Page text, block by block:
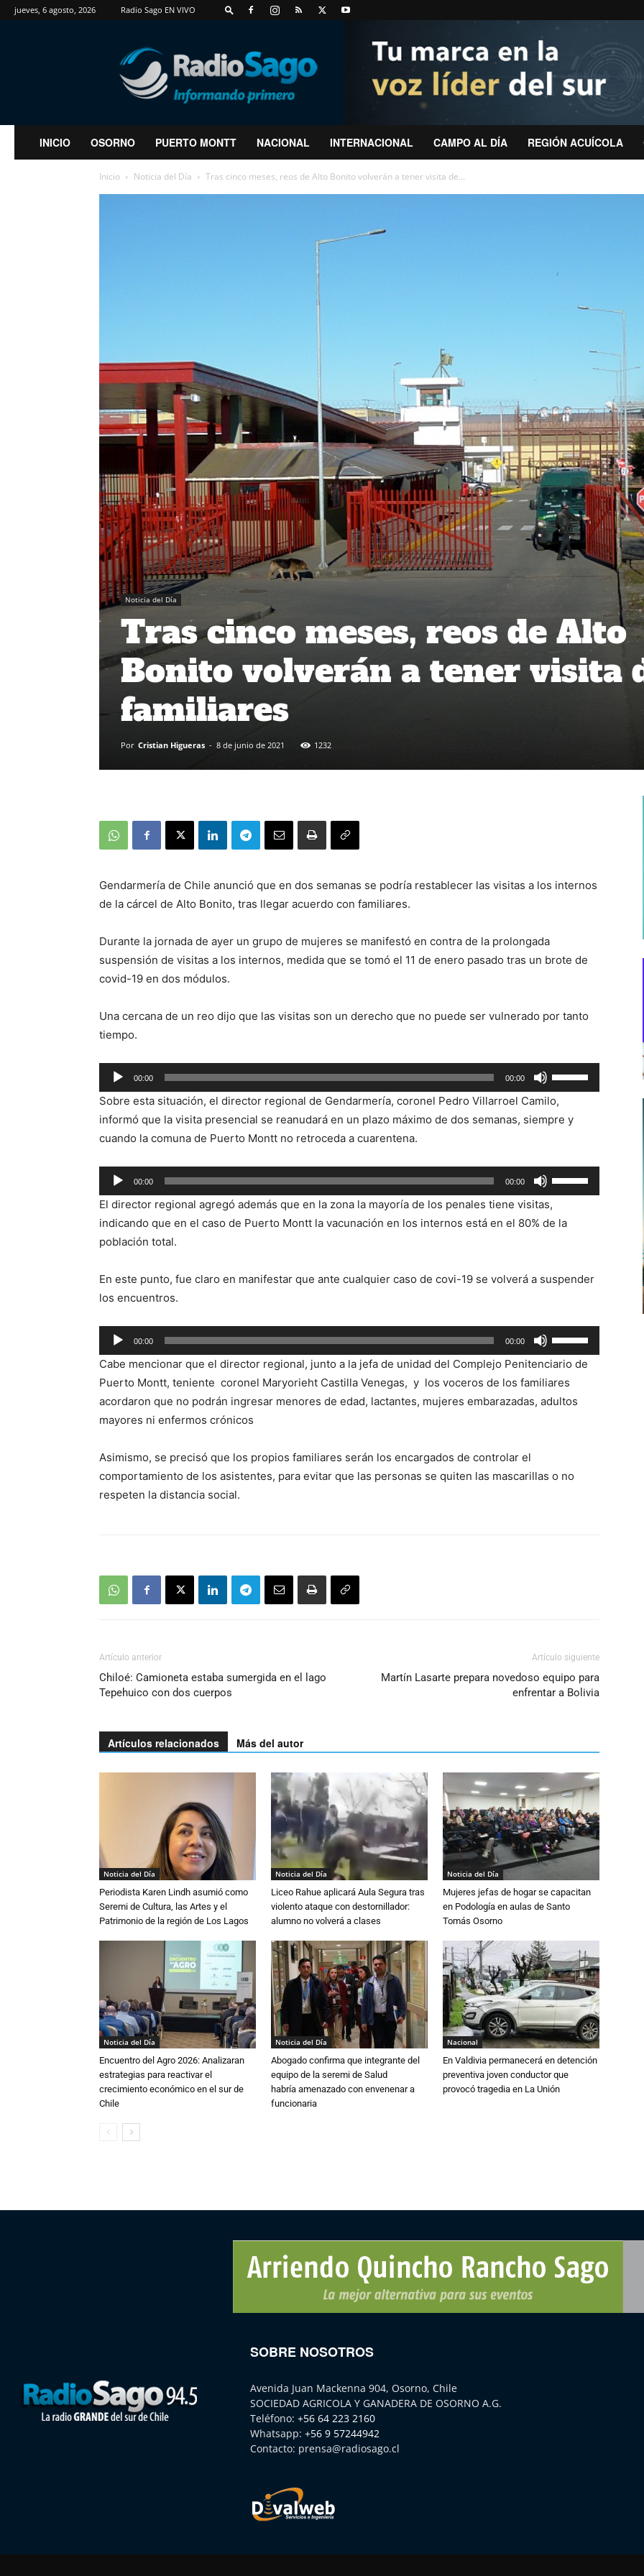
jueves, 6 agosto, 2026 Radio Sago EN VIVO
RadioSago
INICIO OSORNO PUERTO MONTT NACIONAL INTERNACIONAL CAMPO AL DÍA REGIÓN ACUÍCOLA
Inicio Noticia del Día Tras cinco meses, reos de Alto Bonito volverán a tener visita de...
Noticia del Día
Tras cinco meses, reos de Alto
Bonito volverán a tener visita
familiares
Por Cristian Higueras - 8 de junio de 2021 1232
Gendarmería de Chile anunció que en dos semanas se podría restablecer las visitas a los internos
de la cárcel de Alto Bonito, tras llegar acuerdo con familiares.
Durante la jornada de ayer un grupo de mujeres se manifestó en contra de la prolongada
suspensión de visitas a los internos, medida que se tomó el 11 de enero pasado tras un brote de
covid-19 en dos módulos.
Una cercana de un reo dijo que las visitas son un derecho que no puede ser vulnerado por tanto
tiempo.
Reproductor
de
audio
00:00 00:00
las
teclas
de
arriba/abajo
para
o
volumen.
Sobre esta situación, el director regional de Gendarmería, coronel Pedro Villarroel Camilo,
informó que la visita presencial se reanudará en un plazo máximo de dos semanas, siempre y
cuando la comuna de Puerto Montt no retroceda a cuarentena.
Reproductor
de
audio
00:00 00:00
las
teclas
de
para
o
disminuir
el
volumen.
El director regional agregó además que en la zona la mayoría de los penales tiene visitas,
indicando que en el caso de Puerto Montt la vacunación en los internos está en el 80% de la
población total.
En este punto, fue claro en manifestar que ante cualquier caso de covi-19 se volverá a suspender
los encuentros.
Reproductor
de
audio
00:00 00:00
las
teclas
de
flecha
o
Cabe mencionar que el director regional, junto a la jefa de unidad del Complejo Penitenciario de
Puerto Montt, teniente coronel Maryorieht Castilla Venegas, y los voceros de los familiares
acordaron que no podrán ingresar menores de edad, lactantes, mujeres embarazadas, adultos
mayores ni enfermos crónicos
Asimismo, se precisó que los propios familiares serán los encargados de controlar el
comportamiento de los asistentes, para evitar que las personas se quiten las mascarillas o no
respeten la distancia social.
Artículo anterior
Chiloé: Camioneta estaba sumergida en el lago
Tepehuico con dos cuerpos
Artículo siguiente
Martín Lasarte prepara novedoso equipo para
enfrentar a Bolivia
Artículos relacionados Más del autor
Noticia del Día
Periodista Karen Lindh asumió como
Seremi de Cultura, las Artes y el
Patrimonio de la región de Los Lagos
Noticia del Día
Liceo Rahue aplicará Aula Segura tras
violento ataque con destornillador:
alumno no volverá a clases
Noticia del Día
Mujeres jefas de hogar se capacitan
en Podología en aulas de Santo
Tomás Osorno
Noticia del Día
Encuentro del Agro 2026: Analizaran
estrategias para reactivar el
crecimiento económico en el sur de
Chile
Noticia del Día
Abogado confirma que integrante del
equipo de la seremi de Salud
habría amenazado con envenenar a
funcionaria
Nacional
En Valdivia permanecerá en detención
preventiva joven conductor que
provocó tragedia en La Unión
SOBRE NOSOTROS
Avenida Juan Mackenna 904, Osorno, Chile
SOCIEDAD AGRICOLA Y GANADERA DE OSORNO A.G.
Teléfono: +56 64 223 2160
Whatsapp: +56 9 57244942
Contacto: prensa@radiosago.cl